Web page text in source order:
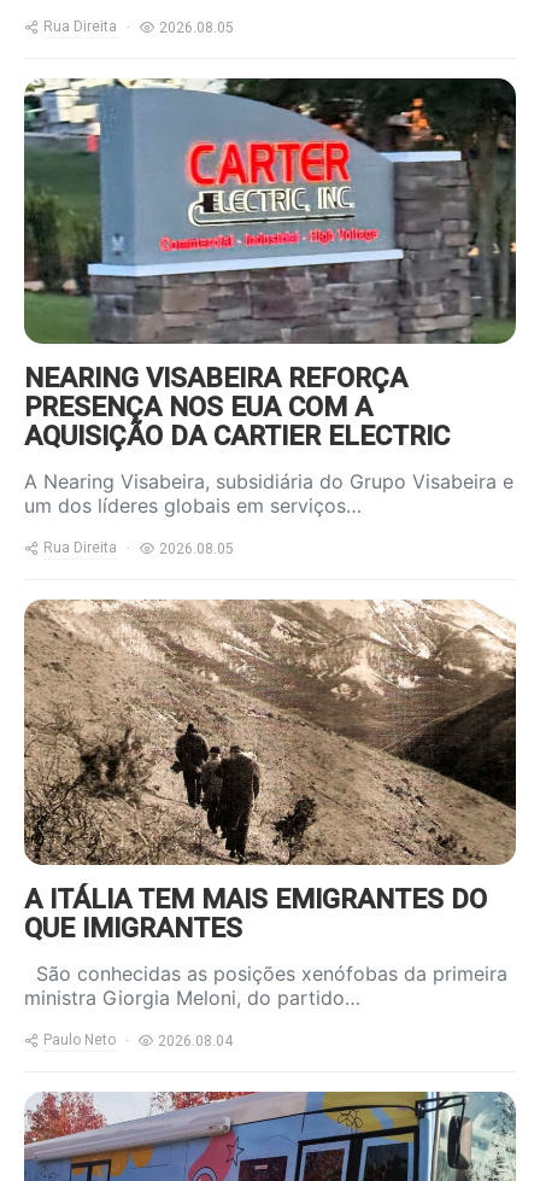
Rua Direita 2026.08.05
https://www.ruadireita.pt/wp-
content/uploads/2026/08/Carter-
Electric-2-800x600.jpg
NEARING VISABEIRA REFORÇA
PRESENÇA NOS EUA COM A
AQUISIÇÃO DA CARTIER ELECTRIC
A Nearing Visabeira, subsidiária do Grupo Visabeira e
um dos líderes globais em serviços…
Rua Direita 2026.08.05
https://www.ruadireita.pt/wp-
content/uploads/2024/05/emigrantes-
a-salto-800x600.jpg
A ITÁLIA TEM MAIS EMIGRANTES DO
QUE IMIGRANTES
São conhecidas as posições xenófobas da primeira
ministra Giorgia Meloni, do partido…
Paulo Neto 2026.08.04
https://www.ruadireita.pt/wp-
content/uploads/2026/08/autocarro-
800x600.jpg